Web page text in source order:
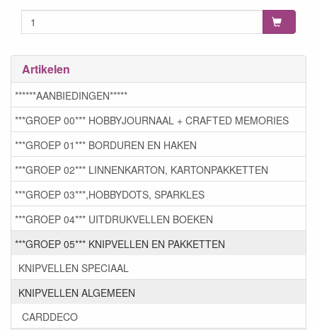
Artikelen
******AANBIEDINGEN*****
***GROEP 00*** HOBBYJOURNAAL + CRAFTED MEMORIES
***GROEP 01*** BORDUREN EN HAKEN
***GROEP 02*** LINNENKARTON, KARTONPAKKETTEN
***GROEP 03***,HOBBYDOTS, SPARKLES
***GROEP 04*** UITDRUKVELLEN BOEKEN
***GROEP 05*** KNIPVELLEN EN PAKKETTEN
KNIPVELLEN SPECIAAL
KNIPVELLEN ALGEMEEN
CARDDECO